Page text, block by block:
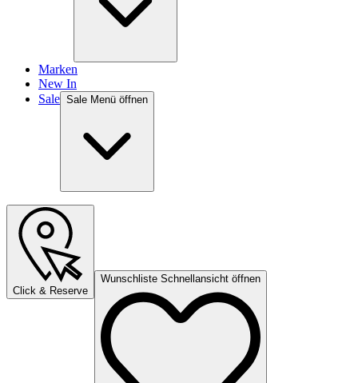
Marken
New In
Sale Sale Menü öffnen
Click & Reserve
Wunschliste Schnellansicht öffnen